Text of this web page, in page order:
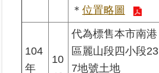
＊ 位置略圖
104
年
10
代為標售本市南港
區麗山段四小段23
7地號土地